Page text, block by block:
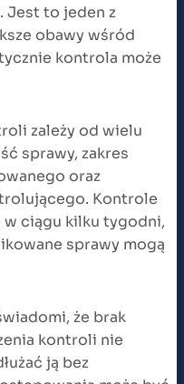
Jest to jeden z
obawy wśród
kontrola może
zależy od wielu
sprawy, zakres
oraz
Kontrole
w ciągu kilku tygodni,
sprawy mogą
że brak
kontroli nie
ją bez